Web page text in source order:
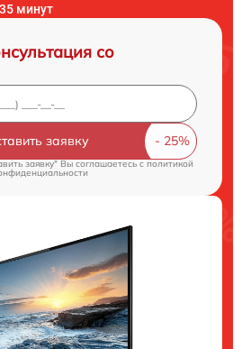
минут
со
заявку
заявку" Вы соглашаетесь cполитикой